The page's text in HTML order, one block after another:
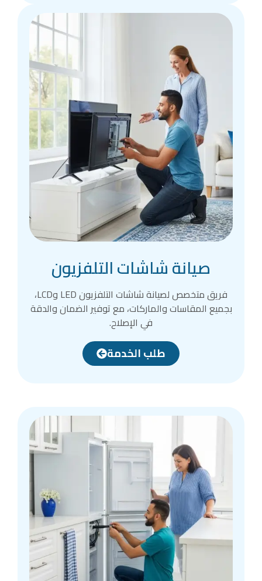
صيانة شاشات التلفزيون
فريق متخصص لصيانة شاشات التلفزيون LED وLCD،
بجميع المقاسات والماركات، مع توفير الضمان والدقة
في الإصلاح.
طلب الخدمة